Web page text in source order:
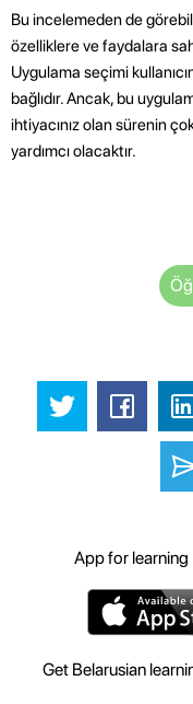
Bu incelemeden de
özelliklere ve faydalara
Uygulama seçimi
bağlıdır. Ancak, bu
ihtiyacınız olan sürenin
yardımcı olacaktır.
App for learning
Get Belarusian